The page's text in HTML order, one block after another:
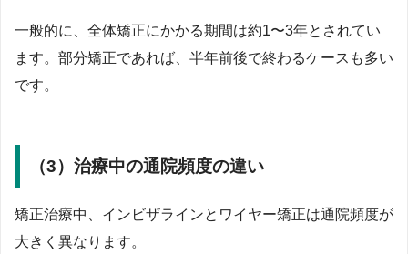
一般的に、全体矯正にかかる期間は約1〜3年とされてい
ます。部分矯正であれば、半年前後で終わるケースも多い
です。
（3）治療中の通院頻度の違い
矯正治療中、インビザラインとワイヤー矯正は通院頻度が
大きく異なります。